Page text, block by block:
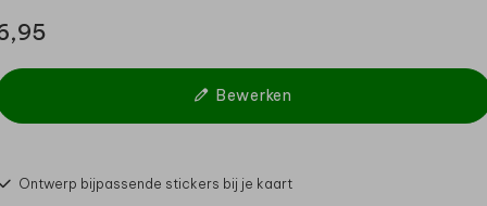
Bewerken
Ontwerp bijpassende stickers bij je kaart